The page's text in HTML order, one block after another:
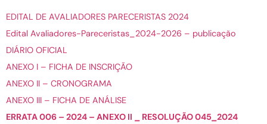
EDITAL DE AVALIADORES PARECERISTAS 2024
Edital Avaliadores-Pareceristas_2024-2026 – publicação
DIÁRIO OFICIAL
ANEXO I – FICHA DE INSCRIÇÃO
ANEXO II – CRONOGRAMA
ANEXO III – FICHA DE ANÁLISE
ERRATA 006 – 2024 – ANEXO II _ RESOLUÇÃO 045_2024